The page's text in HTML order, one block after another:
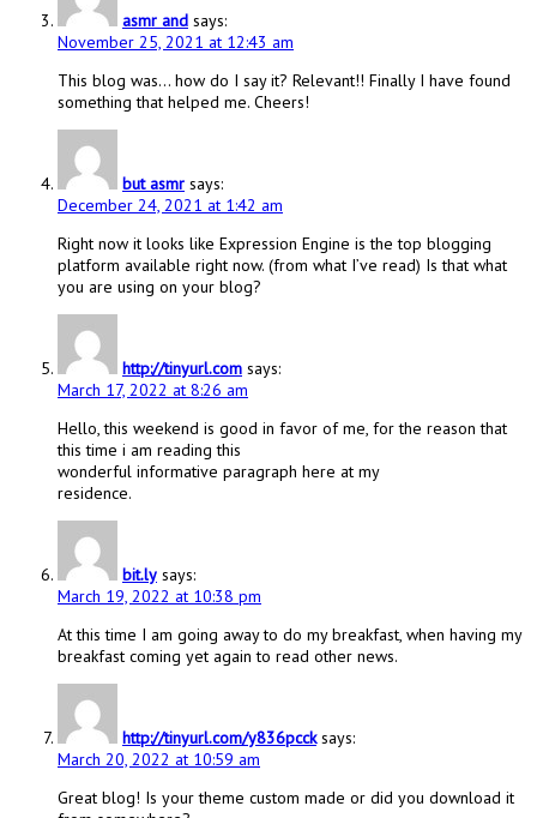
asmr and says:
November 25, 2021 at 12:43 am
This blog was… how do I say it? Relevant!! Finally I have found
something that helped me. Cheers!
but asmr says:
December 24, 2021 at 1:42 am
Right now it looks like Expression Engine is the top blogging
platform available right now. (from what I’ve read) Is that what
you are using on your blog?
http://tinyurl.com says:
March 17, 2022 at 8:26 am
Hello, this weekend is good in favor of me, for the reason that
this time i am reading this
wonderful informative paragraph here at my
residence.
bit.ly says:
March 19, 2022 at 10:38 pm
At this time I am going away to do my breakfast, when having my
breakfast coming yet again to read other news.
http://tinyurl.com/y836pcck says:
March 20, 2022 at 10:59 am
Great blog! Is your theme custom made or did you download it